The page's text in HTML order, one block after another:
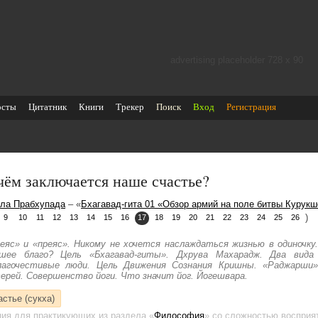
Цитатник Книги Трекер Поиск Вход Регистрация
заключается наше счастье?
Прабхупада – «Бхагавад-гита 01 «Обзор армий на поле битвы
9 10 11 12 13 14 15 16 17 18 19 20 21 22 23 24 25 26 )
и «преяс». Никому не хочется наслаждаться жизнью в
благо? Цель «Бхагавад-гиты». Дхрува Махарадж. Два
люди. Цель Движения Сознания Кришны.
Совершенство йоги. Что значит йог. Йогешвара.
(сукха)
для практикующих из раздела «Философия» со сложностью